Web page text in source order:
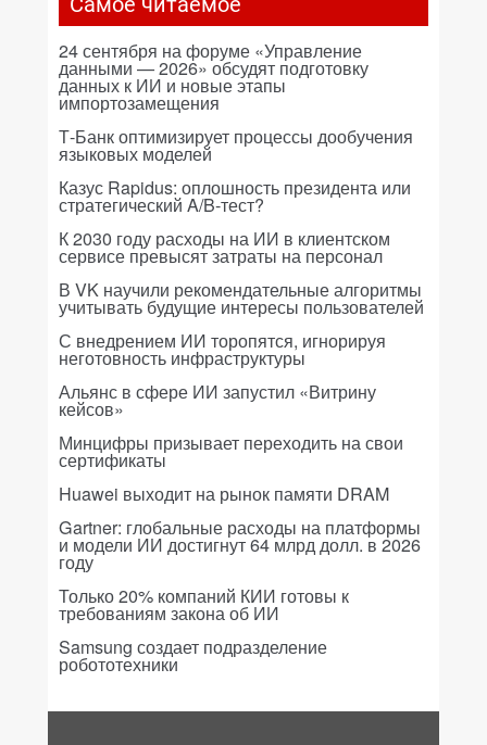
24 сентября на форуме «Управление
данными — 2026» обсудят подготовку
данных к ИИ и новые этапы
импортозамещения
Т-Банк оптимизирует процессы дообучения
языковых моделей
Казус Rapidus: оплошность президента или
стратегический A/B-тест?
К 2030 году расходы на ИИ в клиентском
сервисе превысят затраты на персонал
В VK научили рекомендательные алгоритмы
учитывать будущие интересы пользователей
С внедрением ИИ торопятся, игнорируя
неготовность инфраструктуры
Альянс в сфере ИИ запустил «Витрину
кейсов»
Минцифры призывает переходить на свои
сертификаты
Huawei выходит на рынок памяти DRAM
Gartner: глобальные расходы на платформы
и модели ИИ достигнут 64 млрд долл. в 2026
году
Только 20% компаний КИИ готовы к
требованиям закона об ИИ
Samsung создает подразделение
робототехники